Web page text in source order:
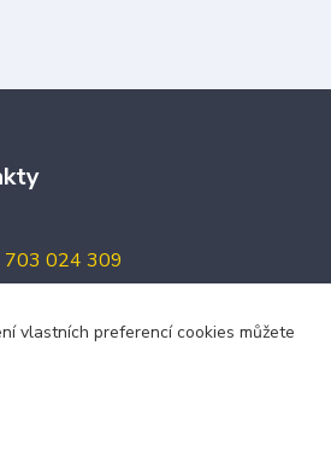
024 309
vlastních preferencí cookies můžete